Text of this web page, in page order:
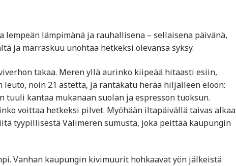
lempeän lämpimänä ja rauhallisena – sellaisena päivänä,
ja marraskuu unohtaa hetkeksi olevansa syksy.
takaa. Meren yllä aurinko kiipeää hitaasti esiin,
noin 21 astetta, ja rantakatu herää hiljalleen eloon:
kantaa mukanaan suolan ja espresson tuoksun.
voittaa hetkeksi pilvet. Myöhään iltapäivällä taivas alkaa
tyypillisestä Välimeren sumusta, joka peittää kaupungin
Vanhan kaupungin kivimuurit hohkaavat yön jälkeistä